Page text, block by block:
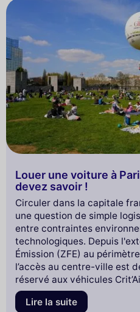
Louer une voiture à
devez savoir !
Circuler dans la capitale
une question de simple
entre contraintes
technologiques. Depuis
Émission (ZFE) au
l’accès au centre-ville est
réservé aux véhicules
ouvrés. Pour le visiteur ou
voiture à Paris s'est donc
Lire la suite